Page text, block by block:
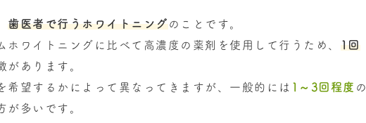
歯医者で行うホワイトニングのことです。
ホワイトニングに比べて高濃度の薬剤を使用して行うため、 1回
があります。
希望するかによって異なってきますが、一般的には 1～3回程度 の
が多いです。